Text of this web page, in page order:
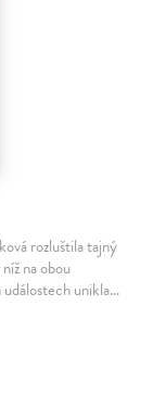
rozluštila tajný
na obou
unikla…